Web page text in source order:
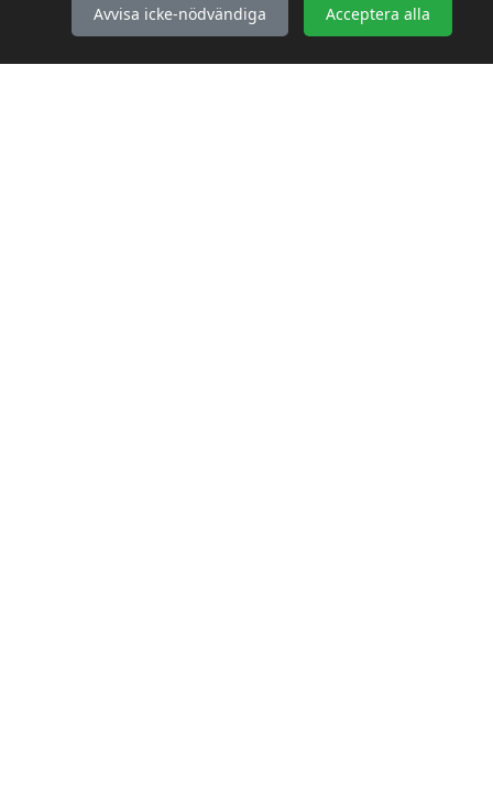
Avvisa icke-nödvändiga Acceptera alla